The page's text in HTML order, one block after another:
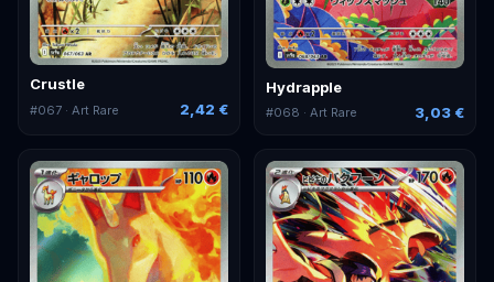
Crustle
#067 · Art Rare 2,42 €
Hydrapple
#068 · Art Rare 3,03 €